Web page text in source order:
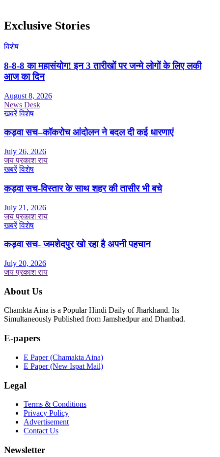
Exclusive Stories
विशेष
8-8-8 का महासंयोग! इन 3 तारीखों पर जन्मे लोगों के लिए लकी
आज का दिन
August 8, 2026
News Desk
खबरें विशेष
कड़वा सच–कॉकरोच आंदोलन ने बदल दी कई धारणाएं
July 26, 2026
जय प्रकाश राय
खबरें विशेष
कड़वा सच-विस्तार के साथ शहर की तासीर भी बचे
July 21, 2026
जय प्रकाश राय
खबरें विशेष
कड़वा सच- जमशेदपुर खो रहा है अपनी पहचान
July 20, 2026
जय प्रकाश राय
About Us
Chamkta Aina is a Popular Hindi Daily of Jharkhand. Its
Simultaneously Published from Jamshedpur and Dhanbad.
E-papers
E Paper (Chamakta Aina)
E Paper (New Ispat Mail)
Legal
Terms & Conditions
Privacy Policy
Advertisement
Contact Us
Newsletter